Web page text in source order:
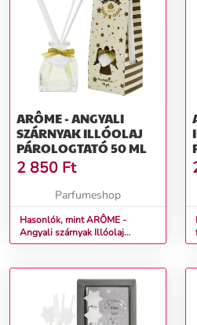
ARÔME - ANGYALI
SZÁRNYAK ILLÓOLAJ
PÁROLOGTATÓ 50 ML
2 850 Ft
Parfumeshop
Hasonlók, mint ARÔME -
Angyali szárnyak Illóolaj
párologtató 50 ml